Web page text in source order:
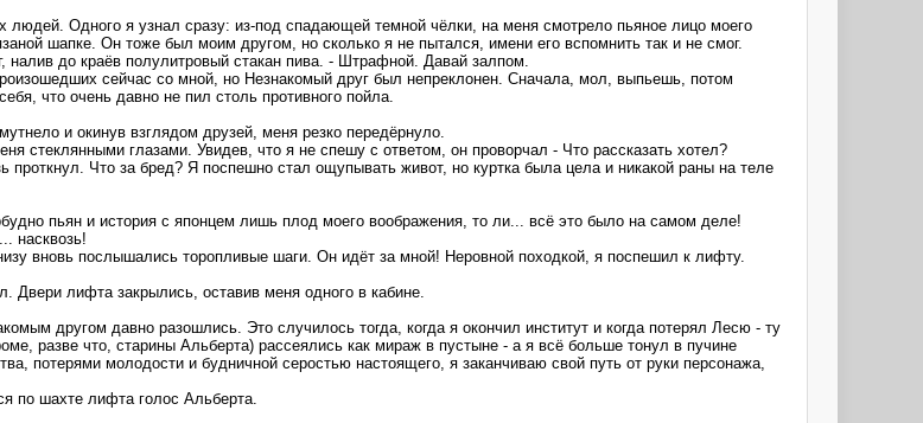
Одного я узнал сразу: из-под спадающей темной чёлки, на меня смотрело пьяное лицо моего
шапке. Он тоже был моим другом, но сколько я не пытался, имени его вспомнить так и не смог.
до краёв полулитровый стакан пива. - Штрафной. Давай залпом.
сейчас со мной, но Незнакомый друг был непреклонен. Сначала, мол, выпьешь, потом
что очень давно не пил столь противного пойла.
и окинув взглядом друзей, меня резко передёрнуло.
стеклянными глазами. Увидев, что я не спешу с ответом, он проворчал - Что рассказать хотел?
проткнул. Что за бред? Я поспешно стал ощупывать живот, но куртка была цела и никакой раны на теле
пьян и история с японцем лишь плод моего воображения, то ли... всё это было на самом деле!
насквозь!
вновь послышались торопливые шаги. Он идёт за мной! Неровной походкой, я поспешил к лифту.
Двери лифта закрылись, оставив меня одного в кабине.
другом давно разошлись. Это случилось тогда, когда я окончил институт и когда потерял Лесю - ту
разве что, старины Альберта) рассеялись как мираж в пустыне - а я всё больше тонул в пучине
потерями молодости и будничной серостью настоящего, я заканчиваю свой путь от руки персонажа,
по шахте лифта голос Альберта.